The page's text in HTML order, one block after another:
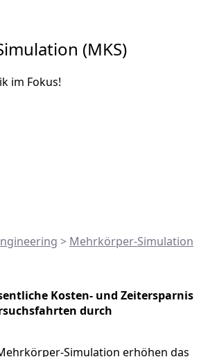
(MKS)
im Fokus!
> Mehrkörper-Simulation
Kosten- und Zeitersparnis
durch
Simulation erhöhen das